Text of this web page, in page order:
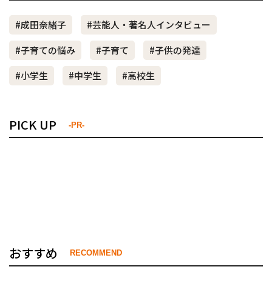
#成田奈緒子
#芸能人・著名人インタビュー
#子育ての悩み
#子育て
#子供の発達
#小学生
#中学生 #高校生
PICK UP -PR-
おすすめ RECOMMEND